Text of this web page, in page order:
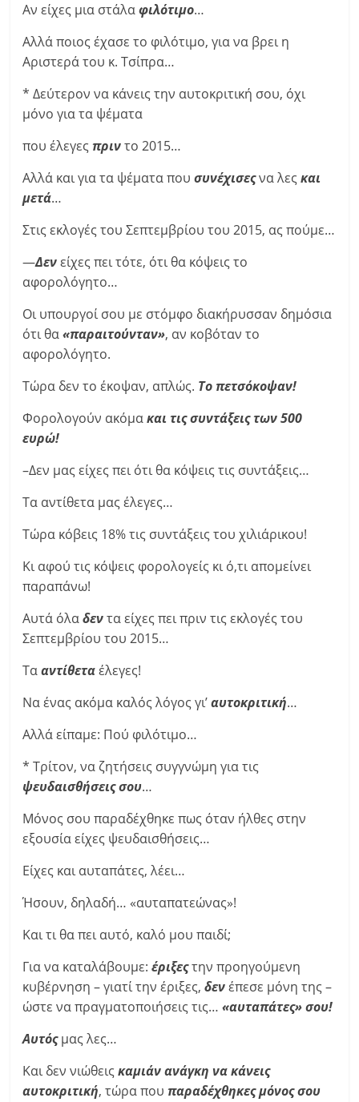
Αν είχες μια στάλαφιλότιμο…
Αλλά ποιος έχασε το φιλότιμο, για να βρει η
Αριστερά του κ. Τσίπρα…
* Δεύτερον να κάνεις την αυτοκριτική σου, όχι
μόνο για τα ψέματα
που έλεγεςπριντο 2015…
Αλλά και για τα ψέματα πουσυνέχισεςνα λεςκαι
μετά…
Στις εκλογές του Σεπτεμβρίου του 2015, ας πούμε…
—Δενείχες πει τότε, ότι θα κόψεις το
αφορολόγητο…
Οι υπουργοί σου με στόμφο διακήρυσσαν δημόσια
ότι θα«παραιτούνταν», αν κοβόταν το
αφορολόγητο.
Τώρα δεν το έκοψαν, απλώς. Το πετσόκοψαν!
Φορολογούν ακόμακαι τις συντάξεις των 500
ευρώ!
–Δεν μας είχες πει ότι θα κόψεις τις συντάξεις…
Τα αντίθετα μας έλεγες…
Τώρα κόβεις 18% τις συντάξεις του χιλιάρικου!
Κι αφού τις κόψεις φορολογείς κι ό,τι απομείνει
παραπάνω!
Αυτά όλαδεντα είχες πει πριν τις εκλογές του
Σεπτεμβρίου του 2015…
Τααντίθεταέλεγες!
Να ένας ακόμα καλός λόγος γι’αυτοκριτική…
Αλλά είπαμε: Πού φιλότιμο…
* Τρίτον, να ζητήσεις συγγνώμη για τις
ψευδαισθήσεις σου…
Μόνος σου παραδέχθηκε πως όταν ήλθες στην
εξουσία είχες ψευδαισθήσεις…
Είχες και αυταπάτες, λέει…
Ήσουν, δηλαδή… «αυταπατεώνας»!
Και τι θα πει αυτό, καλό μου παιδί;
Για να καταλάβουμε:έριξεςτην προηγούμενη
κυβέρνηση – γιατί την έριξες,δενέπεσε μόνη της –
ώστε να πραγματοποιήσεις τις…«αυταπάτες» σου!
Αυτόςμας λες…
Και δεν νιώθειςκαμιάν ανάγκη να κάνεις
αυτοκριτική, τώρα πουπαραδέχθηκες μόνος σου